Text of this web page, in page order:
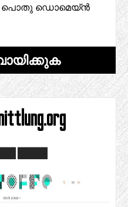
പൊതു ഡൊമെയ്ൻ